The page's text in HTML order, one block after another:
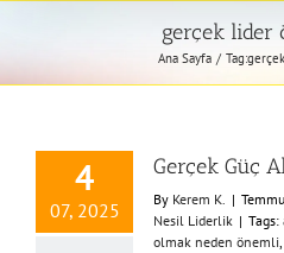
gerçek lider
Ana Sayfa Tag:
4
07, 2025
Gerçek Güç
By Kerem K. |
Nesil Liderlik | Tags:
olmak neden önemli,